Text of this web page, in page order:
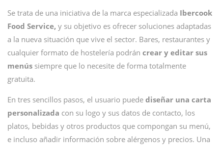
Se trata de una iniciativa de la marca especializada Ibercook
Food Service, y su objetivo es ofrecer soluciones adaptadas
a la nueva situación que vive el sector. Bares, restaurantes y
cualquier formato de hostelería podrán crear y editar sus
menús siempre que lo necesite de forma totalmente
gratuita.
En tres sencillos pasos, el usuario puede diseñar una carta
personalizada con su logo y sus datos de contacto, los
platos, bebidas y otros productos que compongan su menú,
e incluso añadir información sobre alérgenos y precios. Una